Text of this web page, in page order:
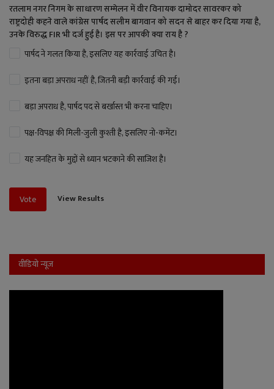
रतलाम नगर निगम के साधारण सम्मेलन में वीर विनायक दामोदर सावरकर को
राष्ट्रदोही कहने वाले कांग्रेस पार्षद सलीम बागवान को सदन से बाहर कर दिया गया है,
उनके विरुद्ध FIR भी दर्ज हुई है। इस पर आपकी क्या राय है ?
पार्षद ने गलत किया है, इसलिए यह कार्रवाई उचित है।
इतना बड़ा अपराध नहीं है, जितनी बड़ी कार्रवाई की गई।
बड़ा अपराध है, पार्षद पद से बर्खास्त भी करना चाहिए।
पक्ष-विपक्ष की मिली-जुली कुश्ती है, इसलिए नो-कमेंट।
यह जनहित के मुद्दों से ध्यान भटकाने की साजिश है।
Vote View Results
वीडियो न्यूज